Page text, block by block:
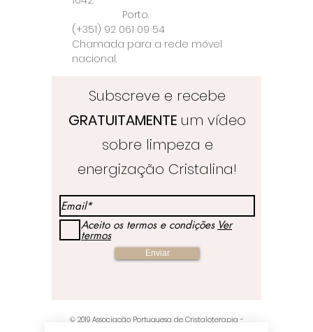
Porto.
(+351) 92 061 09 54
Chamada para a rede móvel
nacional.
Subscreve e recebe
GRATUITAMENTE um vídeo
sobre limpeza e
energização Cristalina!
Aceito os termos e condições Ver
termos
Enviar
© 2019 Associação Portuguesa de Cristaloterapia-